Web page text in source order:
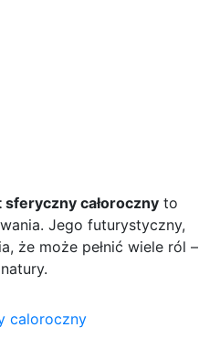
sferyczny całoroczny to
Jego futurystyczny,
że może pełnić wiele ról –